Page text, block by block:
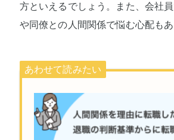
方といえるでしょう。また、会社
や同僚との人間関係で悩む心配もあ